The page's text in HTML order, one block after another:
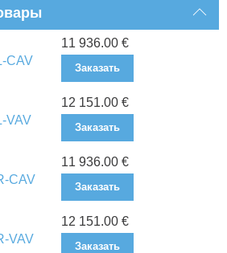
CAV
11 936.00 €
Заказать
VAV
12 151.00 €
Заказать
CAV
11 936.00 €
Заказать
VAV
12 151.00 €
Заказать